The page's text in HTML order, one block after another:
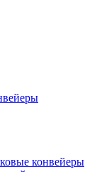
конвейеры